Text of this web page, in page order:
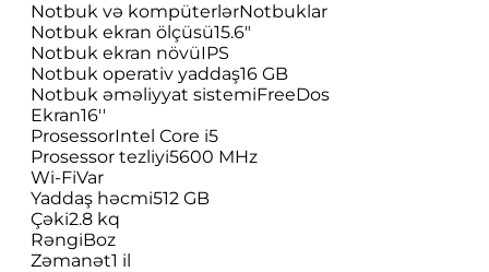
Notbuk və kompüterlərNotbuklar
Notbuk ekran ölçüsü15.6"
Notbuk ekran növüIPS
Notbuk operativ yaddaş16 GB
Notbuk əməliyyat sistemiFreeDos
Ekran16''
ProsessorIntel Core i5
Prosessor tezliyi5600 MHz
Wi-FiVar
Yaddaş həcmi512 GB
Çəki2.8 kq
RəngiBoz
Zəmanət1 il